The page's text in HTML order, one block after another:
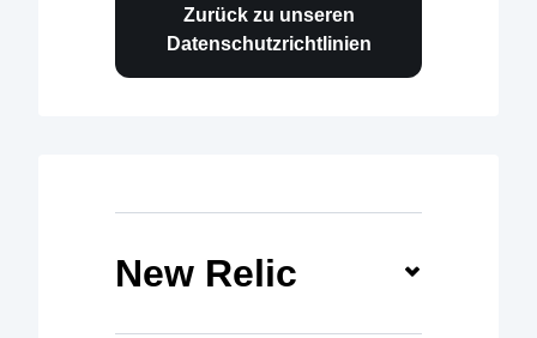
Zurück zu unseren
Datenschutzrichtlinien
New Relic